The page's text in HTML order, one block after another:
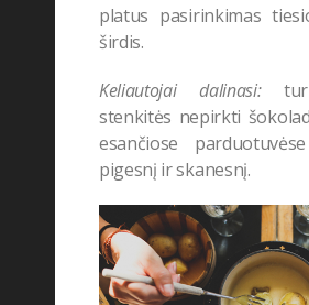
platus pasirinkimas
širdis.
Keliautojai dalinasi:
stenkitės nepirkti
esančiose
pigesnį ir skanesnį.